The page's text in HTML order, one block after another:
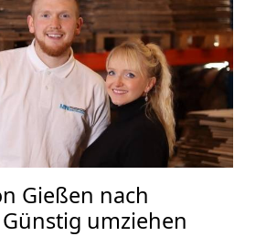
Gießen nach
umziehen